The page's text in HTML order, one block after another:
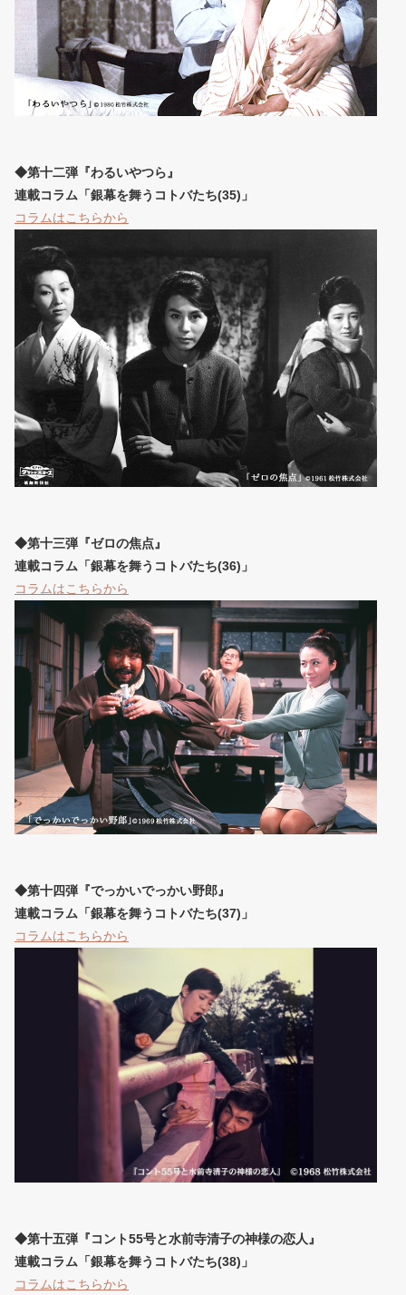
◆第十二弾『わるいやつら』
連載コラム「銀幕を舞うコトバたち(35)」
コラムはこちらから
◆第十三弾『ゼロの焦点』
連載コラム「銀幕を舞うコトバたち(36)」
コラムはこちらから
◆第十四弾『でっかいでっかい野郎』
連載コラム「銀幕を舞うコトバたち(37)」
コラムはこちらから
◆第十五弾『コント55号と水前寺清子の神様の恋人』
連載コラム「銀幕を舞うコトバたち(38)」
コラムはこちらから